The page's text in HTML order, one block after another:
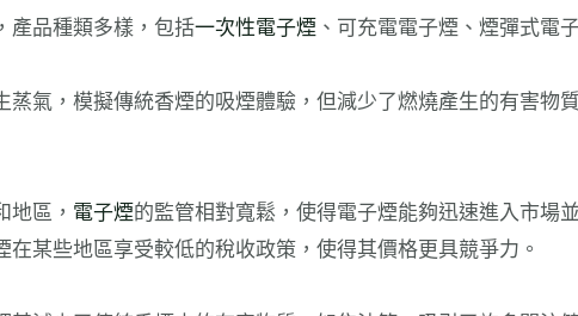
產品種類多樣，包括一次性電子煙 、可充電電子煙、煙彈式電
蒸氣，模擬傳統香煙的吸煙體驗，但減少了燃燒產生的有害物
區， 電子煙的監管相對寬鬆，使得電子煙能夠迅速進入市場
某些地區享受較低的稅收政策，使得其價格更具競爭力。